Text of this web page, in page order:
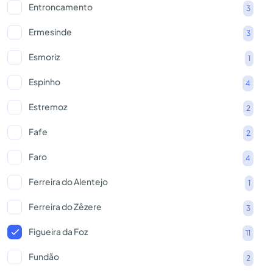
Entroncamento 3
Ermesinde 3
Esmoriz 1
Espinho 4
Estremoz 2
Fafe 2
Faro 4
Ferreira do Alentejo 1
Ferreira do Zêzere 3
Figueira da Foz 11
Fundão 2